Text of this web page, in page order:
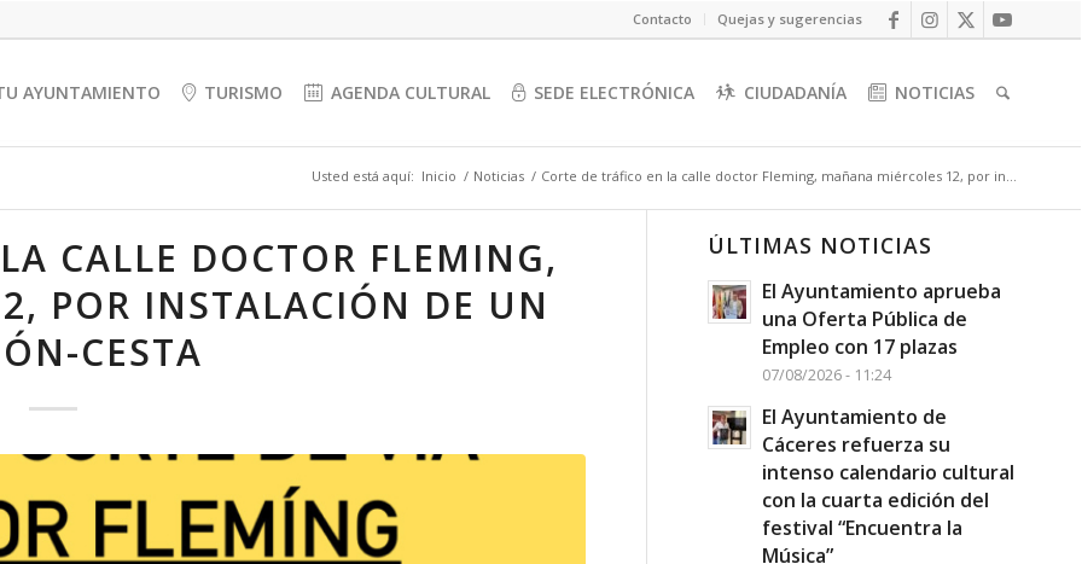
Contacto Quejas y sugerencias
AYUNTAMIENTO TURISMO AGENDA CULTURAL SEDE ELECTRÓNICA CIUDADANÍA NOTICIAS
Usted está aquí: Inicio / Noticias / Corte de tráfico en la calle doctor Fleming, mañana miércoles 12, por in...
CALLE DOCTOR FLEMING,
POR INSTALACIÓN DE UN
CESTA
ÚLTIMAS NOTICIAS
El Ayuntamiento aprueba
una Oferta Pública de
Empleo con 17 plazas
07/08/2026 - 11:24
El Ayuntamiento de
Cáceres refuerza su
intenso calendario cultural
con la cuarta edición del
festival “Encuentra la
Música”